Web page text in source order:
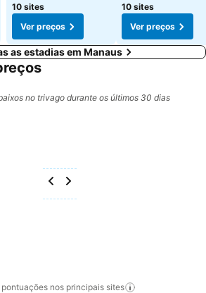
10 sites
Ver preços
10 sites
Ver preços
as estadias em Manaus
no trivago durante os últimos 30 dias
pontuações nos principais sites